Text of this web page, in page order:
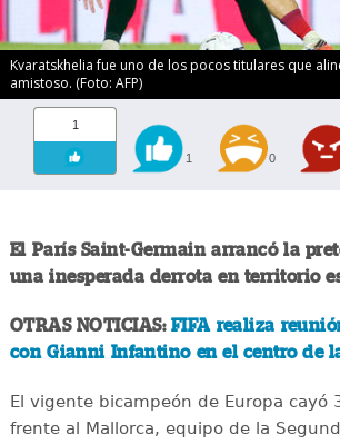
Kvaratskhelia fue uno de los pocos titulares que
amistoso. (Foto: AFP)
1
1 0
El París Saint-Germain arrancó la
una inesperada derrota en territorio
OTRAS NOTICIAS: FIFA realiza
con Gianni Infantino en el centro de
El vigente bicampeón de Europa cayó
frente al Mallorca, equipo de la